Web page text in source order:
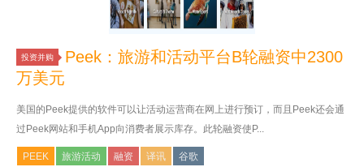
投资并购
Peek：旅游和活动平台B轮融资中2300
万美元
美国的Peek提供的软件可以让活动运营商在网上进行预订，而且Peek还会通
过Peek网站和手机App向消费者展示库存。此轮融资使P...
PEEK 旅游活动 融资 译讯 谷歌